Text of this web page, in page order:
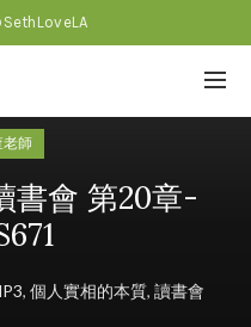
老師
書會 第20章-
, 個人實相的本質, 讀書會